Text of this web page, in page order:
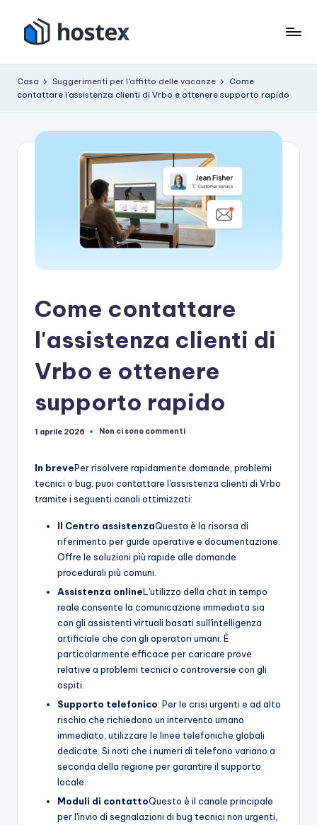
contenuto
s
p
tuo
artificiale
Casa Suggerimenti per l'affitto delle vacanze
Come
contattare l'assistenza clienti di Vrbo e ottenere supporto rapido
Come contattare
l'assistenza clienti di
Vrbo e ottenere
supporto rapido
1 aprile 2026 Non ci sono commenti
In brevePer risolvere rapidamente domande, problemi
tecnici o bug, puoi contattare l'assistenza clienti di Vrbo
tramite i seguenti canali ottimizzati:
Il Centro assistenzaQuesta è la risorsa di
riferimento per guide operative e documentazione.
Offre le soluzioni più rapide alle domande
procedurali più comuni.
Assistenza onlineL'utilizzo della chat in tempo
reale consente la comunicazione immediata sia
con gli assistenti virtuali basati sull'intelligenza
artificiale che con gli operatori umani. È
particolarmente efficace per caricare prove
relative a problemi tecnici o controversie con gli
ospiti.
Supporto telefonico: Per le crisi urgenti e ad alto
rischio che richiedono un intervento umano
immediato, utilizzare le linee telefoniche globali
dedicate. Si noti che i numeri di telefono variano a
seconda della regione per garantire il supporto
locale.
Moduli di contattoQuesto è il canale principale
per l'invio di segnalazioni di bug tecnici non urgenti,